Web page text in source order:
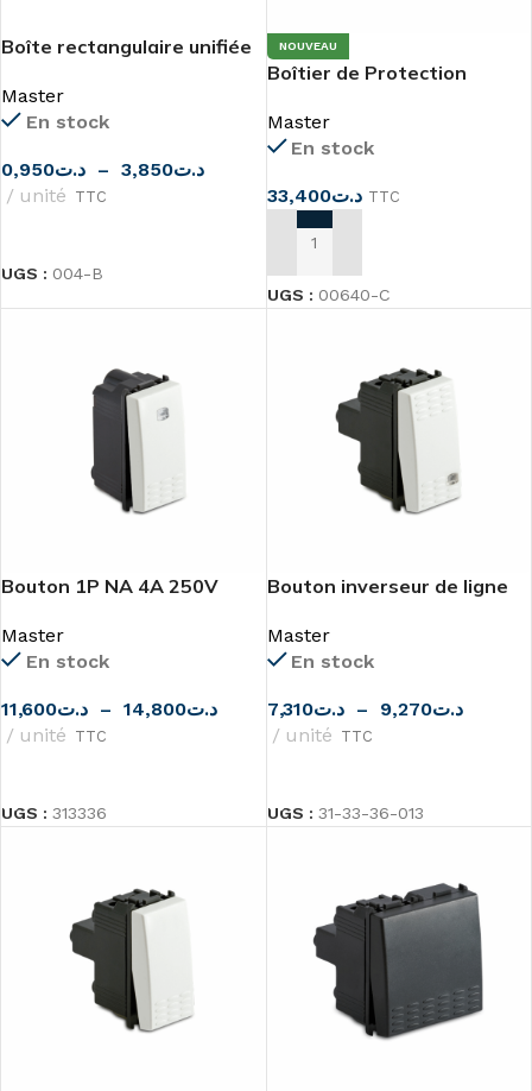
Boîte rectangulaire unifiée
encastrement Master
Master
En stock
د.ت0,950 – د.ت3,850
unité TTC
UGS : 004-B
NOUVEAU
Boîtier de Protection
Master
En stock
د.ت33,400 TTC
AJOUTER AU PANIER
UGS : 00640-C
Bouton 1P NA 4A 250V
Master
En stock
د.ت11,600 – د.ت14,800
unité TTC
UGS : 313336
Bouton inverseur de ligne
MODO de MASTER
Master
En stock
د.ت7,310 – د.ت9,270
unité TTC
UGS : 31-33-36-013